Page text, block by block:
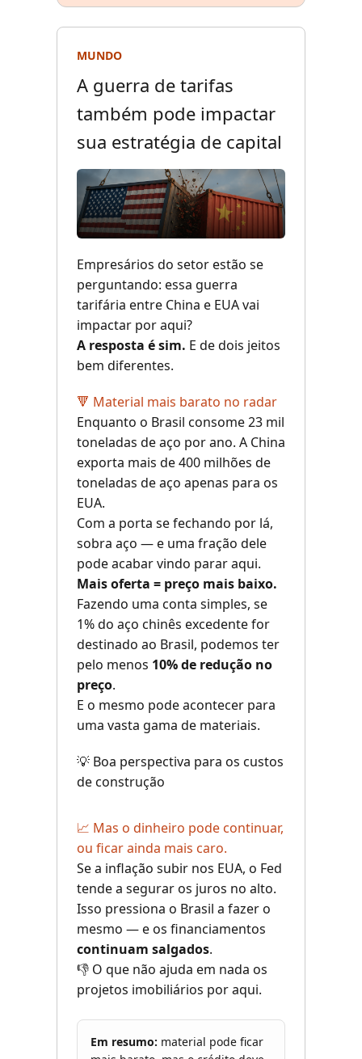
MUNDO
A guerra de tarifas
também pode impactar
sua estratégia de capital
Empresários do setor estão se
perguntando: essa guerra
tarifária entre China e EUA vai
impactar por aqui?
A resposta é sim. E de dois jeitos
bem diferentes.
🔻 Material mais barato no radar
Enquanto o Brasil consome 23 mil
toneladas de aço por ano. A China
exporta mais de 400 milhões de
toneladas de aço apenas para os
EUA.
Com a porta se fechando por lá,
sobra aço — e uma fração dele
pode acabar vindo parar aqui.
Mais oferta = preço mais baixo.
Fazendo uma conta simples, se
1% do aço chinês excedente for
destinado ao Brasil, podemos ter
pelo menos 10% de redução no
preço.
E o mesmo pode acontecer para
uma vasta gama de materiais.
💡 Boa perspectiva para os custos
de construção
📈 Mas o dinheiro pode continuar,
ou ficar ainda mais caro.
Se a inflação subir nos EUA, o Fed
tende a segurar os juros no alto.
Isso pressiona o Brasil a fazer o
mesmo — e os financiamentos
continuam salgados.
👎 O que não ajuda em nada os
projetos imobiliários por aqui.
Em resumo: material pode ficar